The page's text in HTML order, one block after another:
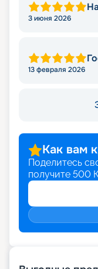
3 июня 2026
13 февраля 2026
Как вам
Поделитесь
получите 500